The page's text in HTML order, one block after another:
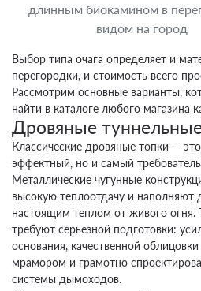
длинным биокамином в
видом на город
Выбор типа очага определяет и
перегородки, и стоимость всего
Рассмотрим основные варианты,
найти в каталоге любого магазина
Дровяные
Классические дровяные топки —
эффектный, но и самый
Металлические чугунные
высокую теплоотдачу и наполняют
настоящим теплом от живого огня.
требуют серьезной подготовки:
основания, качественной
мрамором и грамотно
системы дымоходов.